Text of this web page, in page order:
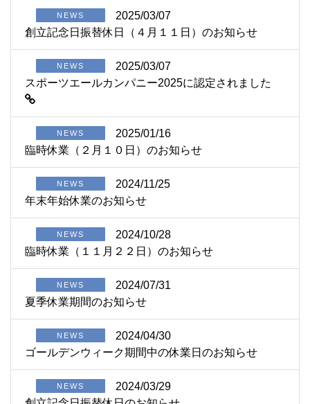
NEWS
2025/03/07
創立記念日振替休日（４月１１日）のお知らせ
NEWS
2025/03/07
スポーツエールカンパニー2025に認定されました
NEWS
2025/01/16
臨時休業（２月１０日）のお知らせ
NEWS
2024/11/25
年末年始休業のお知らせ
NEWS
2024/10/28
臨時休業（１１月２２日）のお知らせ
NEWS
2024/07/31
夏季休業期間のお知らせ
NEWS
2024/04/30
ゴールデンウィーク期間中の休業日のお知らせ
NEWS
2024/03/29